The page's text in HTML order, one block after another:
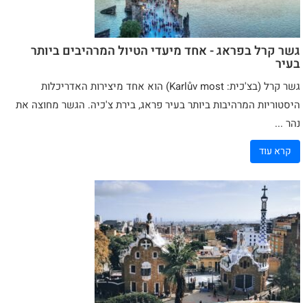
גשר קרל בפראג - אחד מיעדי הטיול המרהיבים ביותר
בעיר
גשרקרל
(בצ'כית: Karlův most) הוא אחד מיצירות האדריכלות
היסטוריות המרהיבות ביותר בעיר פראג, בירת צ'כיה. הגשר מחוצה את
נהר ...
קרא עוד